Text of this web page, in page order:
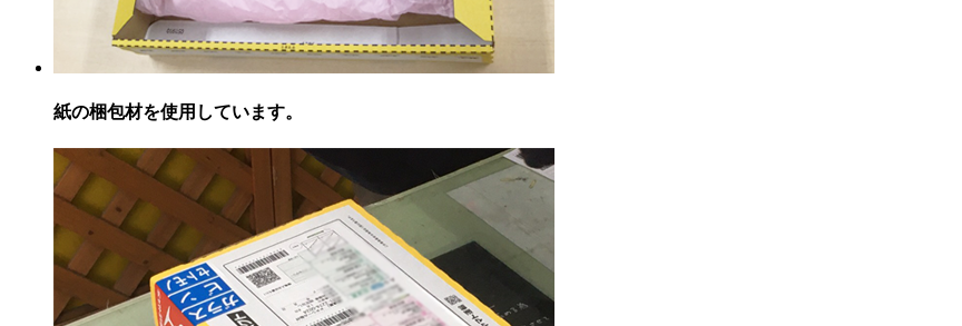
紙の梱包材を使用しています。